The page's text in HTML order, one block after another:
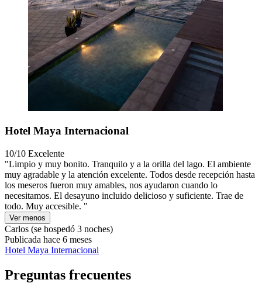
Hotel Maya Internacional
10/10 Excelente
"Limpio y muy bonito. Tranquilo y a la orilla del lago. El ambiente
muy agradable y la atención excelente. Todos desde recepción hasta
los meseros fueron muy amables, nos ayudaron cuando lo
necesitamos. El desayuno incluido delicioso y suficiente. Trae de
todo. Muy accesible. "
Ver menos
Carlos (se hospedó 3 noches)
Publicada hace 6 meses
Hotel Maya Internacional
Preguntas frecuentes